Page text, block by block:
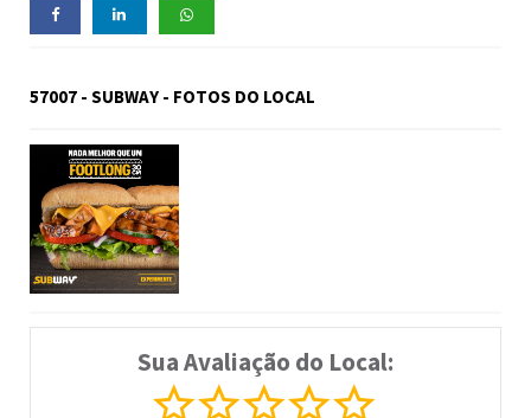
57007 - SUBWAY - FOTOS DO LOCAL
Sua Avaliação do Local: